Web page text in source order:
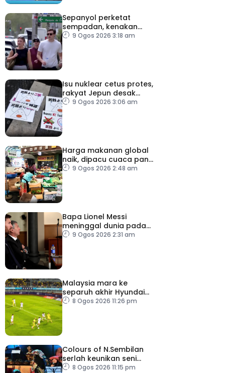
Sepanyol perketat
sempadan, kenakan
pemeriksaan ketibaan
9 Ogos 2026 3:18 am
Isu nuklear cetus protes,
rakyat Jepun desak
dasar dikaji semula
9 Ogos 2026 3:06 am
Harga makanan global
naik, dipacu cuaca panas
dan ketegangan
9 Ogos 2026 2:48 am
Bapa Lionel Messi
meninggal dunia pada
usia 68 tahun
9 Ogos 2026 2:31 am
Malaysia mara ke
separuh akhir Hyundai
ASEAN Cup
8 Ogos 2026 11:26 pm
Colours of N.Sembilan
serlah keunikan seni
budaya negeri beradat
8 Ogos 2026 11:15 pm